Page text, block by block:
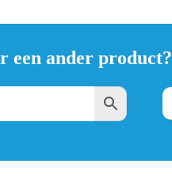
een ander product?